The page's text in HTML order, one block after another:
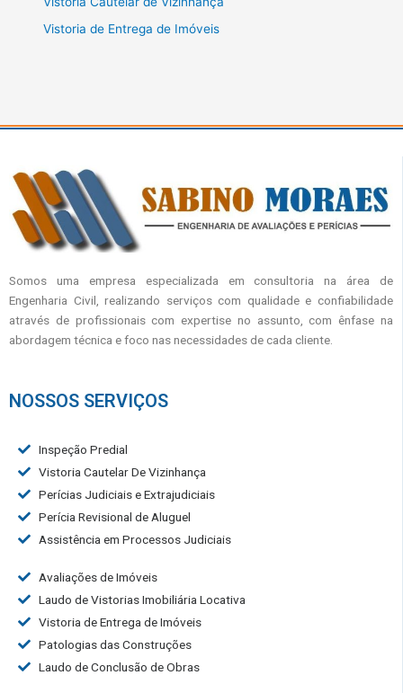
Vistoria de Entrega de Imóveis
Somos uma empresa especializada em consultoria na área de
Engenharia Civil, realizando serviços com qualidade e confiabilidade
através de profissionais com expertise no assunto, com ênfase na
abordagem técnica e foco nas necessidades de cada cliente.
NOSSOS SERVIÇOS
Inspeção Predial
Vistoria Cautelar De Vizinhança
Perícias Judiciais e Extrajudiciais
Perícia Revisional de Aluguel
Assistência em Processos Judiciais
Avaliações de Imóveis
Laudo de Vistorias Imobiliária Locativa
Vistoria de Entrega de Imóveis
Patologias das Construções
Laudo de Conclusão de Obras